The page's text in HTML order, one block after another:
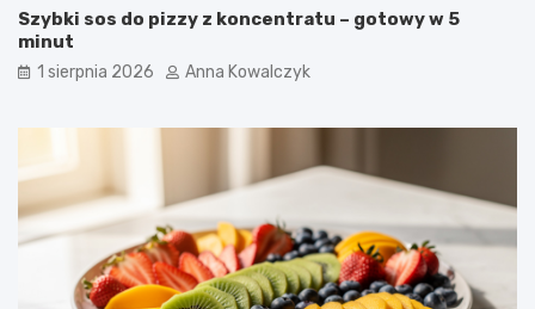
Szybki sos do pizzy z koncentratu – gotowy w 5
minut
1 sierpnia 2026 Anna Kowalczyk